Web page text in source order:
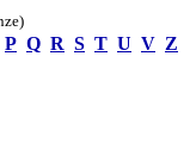
P Q R S T U V Z